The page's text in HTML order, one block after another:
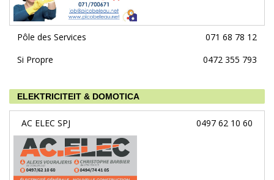
Pôle des Services
071 68 78 12
Si Propre
0472 355 793
ELEKTRICITEIT & DOMOTICA
AC ELEC SPJ 0497 62 10 60